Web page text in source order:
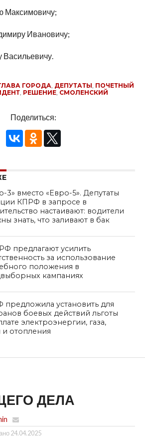
Максимовичу;
Ивановичу;
Васильевичу.
ГОРОДА ДЕПУТАТЫ ПОЧЕТНЫЙ
, РЕШЕНИЕ, СМОЛЕНСКИЙ
Поделиться:
3» вместо «Евро-5». Депутаты
КПРФ в запросе в
настаивают: водители
знать, что заливают в бак
предлагают усилить
за использование
положения в
кампаниях
предложила установить для
боевых действий льготы
электроэнергии, газа,
и отопления
ДЕЛА
24.04.2025